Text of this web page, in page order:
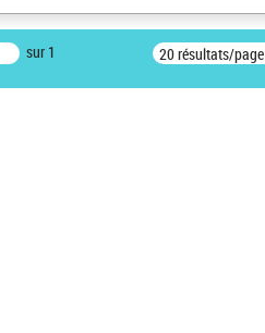
sur 1 20 résultats/page